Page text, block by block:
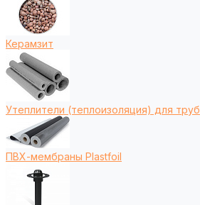
Керамзит
Утеплители (теплоизоляция) для труб
ПВХ-мембраны Plastfoil